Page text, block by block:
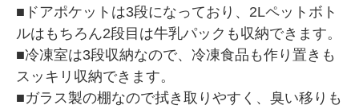
■ドアポケットは3段になっており、2Lペットボト
ルはもちろん2段目は牛乳パックも収納できます。
■冷凍室は3段収納なので、冷凍食品も作り置きも
スッキリ収納できます。
■ガラス製の棚なので拭き取りやすく、臭い移りも